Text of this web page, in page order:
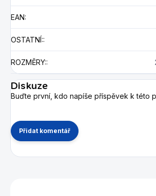
EAN:
OSTATNÍ::
ROZMĚRY::
Diskuze
Buďte první, kdo napíše příspěvek k této
Přidat komentář